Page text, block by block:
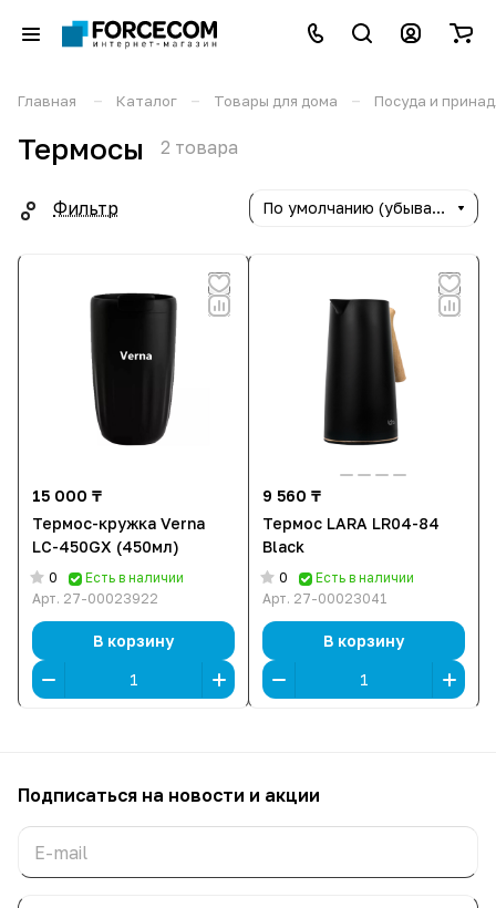
Главная – Каталог – Товары для дома – Посуда и
Термосы 2 товара
Фильтр По умолчанию (убывание)
15 000 ₸
Термос-кружка Verna
LC-450GX (450мл)
0
Есть в наличии
Арт. 27-00023922
В корзину
9 560 ₸
Термос LARA LR04-84
Black
0
Есть в наличии
Арт. 27-00023041
В корзину
Подписаться на новости и акции